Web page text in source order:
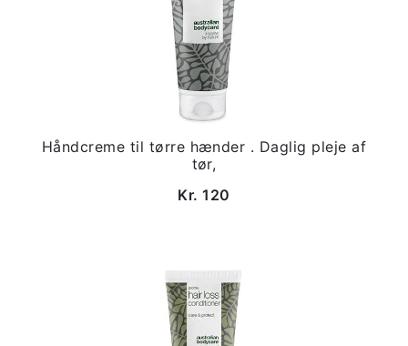
Håndcreme til tørre hænder . Daglig pleje af
tør,
Kr. 120